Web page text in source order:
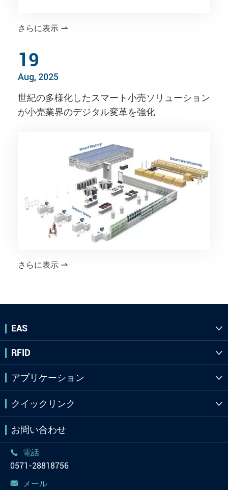
さらに表示 
19
Aug, 2025
世紀の多様化したスマート小売ソリューション
が小売業界のデジタル変革を強化
さらに表示 
EAS 
RFID 
アプリケーション 
クイックリンク 
お問い合わせ

電話
0571-28818756
 メール